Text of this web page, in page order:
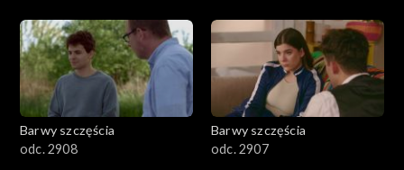
Barwy szczęścia
odc. 2908
Barwy szczęścia
odc. 2907